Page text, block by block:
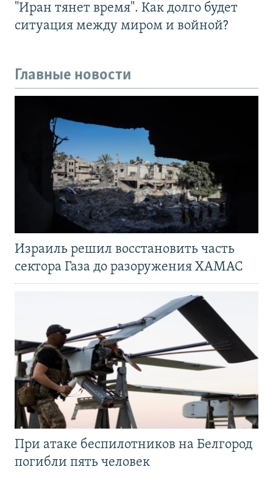
"Иран тянет время". Как долго будет
ситуация между миром и войной?
Главные новости
Израиль решил восстановить часть
сектора Газа до разоружения ХАМАС
При атаке беспилотников на Белгород
погибли пять человек